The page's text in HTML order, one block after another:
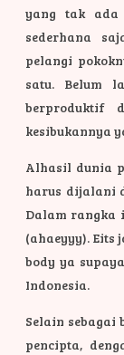
yang tak ada
sederhana
pelangi
satu. Belum
berproduktif
kesibukannya
Alhasil dunia
harus dijalani
Dalam rangka
(ahaeyyy). Eits
body ya
Indonesia.
Selain sebagai
pencipta,